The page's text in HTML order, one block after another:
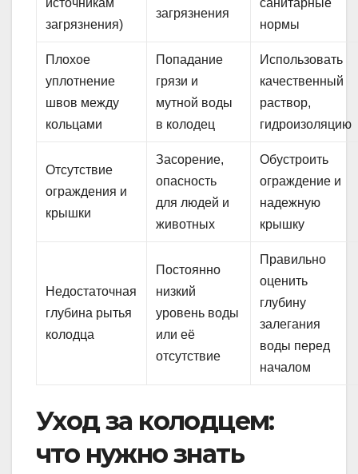
источникам
загрязнения)
загрязнения
санитарные
нормы
Плохое
уплотнение
швов между
кольцами
Попадание
грязи и
мутной воды
в колодец
Использовать
качественный
раствор,
гидроизоляцию
Отсутствие
ограждения и
крышки
Засорение,
опасность
для людей и
животных
Обустроить
ограждение и
надежную
крышку
Недостаточная
глубина рытья
колодца
Постоянно
низкий
уровень воды
или её
отсутствие
Правильно
оценить
глубину
залегания
воды перед
началом
Уход за колодцем:
что нужно знать